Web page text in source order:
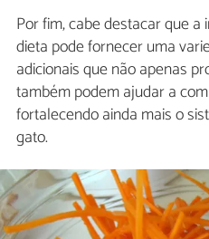
Por fim, cabe destacar que
dieta pode fornecer uma
adicionais que não apenas
também podem ajudar a
fortalecendo ainda mais o
gato.